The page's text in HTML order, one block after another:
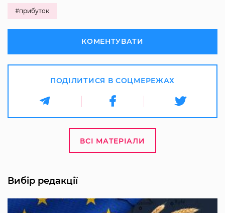
#прибуток
КОМЕНТУВАТИ
ПОДІЛИТИСЯ В СОЦМЕРЕЖАХ
ВСІ МАТЕРІАЛИ
Вибір редакції